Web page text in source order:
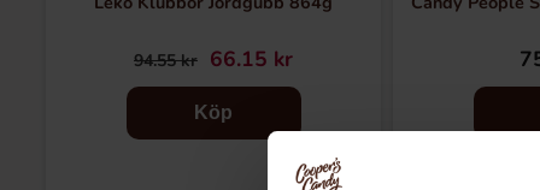
94.55 kr 66.15 kr
Köp